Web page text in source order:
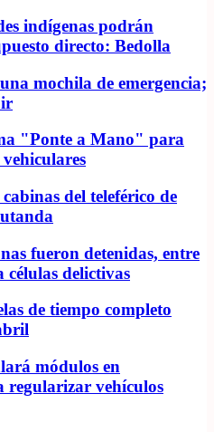
indígenas podrán
directo: Bedolla
mochila de emergencia;
"Ponte a Mano" para
del teleférico de
fueron detenidas, entre
células delictivas
de tiempo completo
módulos en
regularizar vehículos